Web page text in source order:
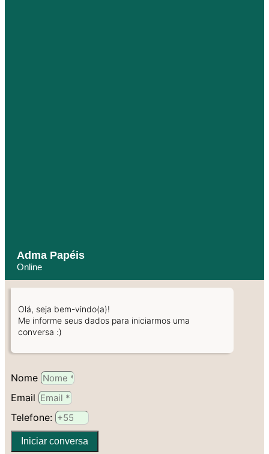
Adma Papéis
Online
Olá, seja bem-vindo(a)!
Me informe seus dados para iniciarmos uma
conversa :)
Nome
Email
Telefone:
Iniciar conversa